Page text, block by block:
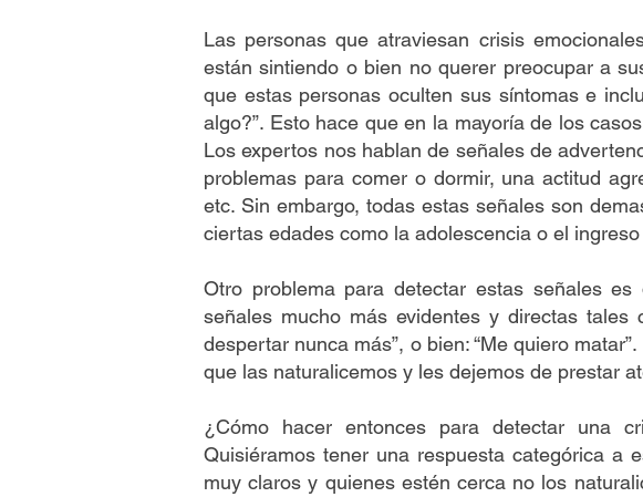
Las personas que atraviesan crisis
están sintiendo o bien no querer preocupar a
que estas personas oculten sus síntomas e
algo?”. Esto hace que en la mayoría de los
Los expertos nos hablan de señales de
problemas para comer o dormir, una actitud
etc. Sin embargo, todas estas señales son
ciertas edades como la adolescencia o el
Otro problema para detectar estas señales
señales mucho más evidentes y directas tales
despertar nunca más”, o bien: “Me quiero
que las naturalicemos y les dejemos de prestar
¿Cómo hacer entonces para detectar una
Quisiéramos tener una respuesta categórica a
muy claros y quienes estén cerca no los